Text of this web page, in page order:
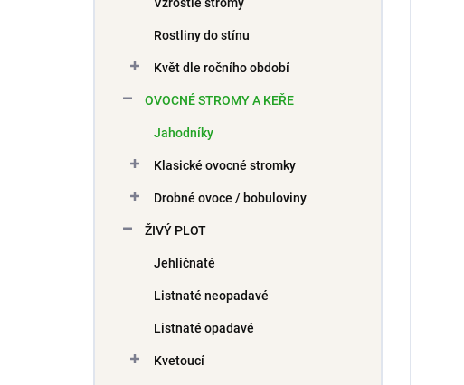
Rostliny do stínu
Květ dle ročního období
OVOCNÉ STROMY A KEŘE
Jahodníky
Klasické ovocné stromky
Drobné ovoce / bobuloviny
ŽIVÝ PLOT
Jehličnaté
Listnaté neopadavé
Listnaté opadavé
Kvetoucí